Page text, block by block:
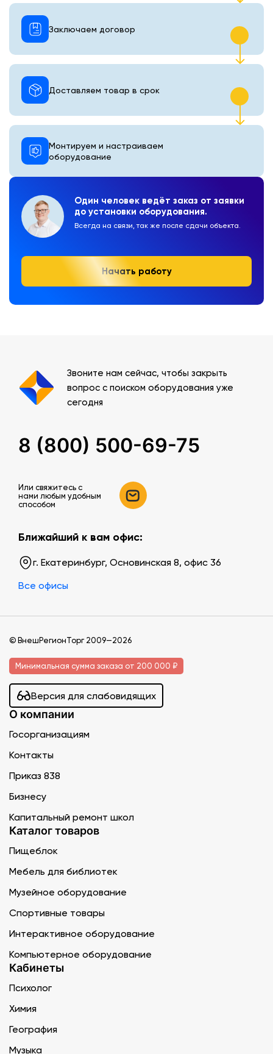
Один человек ведёт заказ от заявки
до установки оборудования.
Всегда на связи, так же после сдачи объекта.
Начать работу
Монтируем и настраиваем
оборудование
Доставляем товар в срок
Заключаем договор
Звоните нам сейчас, чтобы закрыть
вопрос с поиском оборудования уже
сегодня
8 (800) 500-69-75
Или свяжитесь c
нами любым удобным
способом
Ближайший к вам офис:
г. Екатеринбург, Основинская 8, офис 36
Все офисы
© ВнешРегионТорг 2009—2026
Минимальная сумма заказа от 200 000 ₽
Версия для слабовидящих
О компании
Госорганизациям
Контакты
Приказ 838
Бизнесу
Капитальный ремонт школ
Каталог товаров
Пищеблок
Мебель для библиотек
Музейное оборудование
Спортивные товары
Интерактивное оборудование
Компьютерное оборудование
Кабинеты
Психолог
Химия
География
Музыка